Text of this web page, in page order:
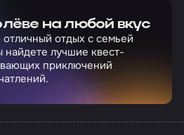
на любой вкус
отдых с семьей
найдете лучшие квест-
приключений